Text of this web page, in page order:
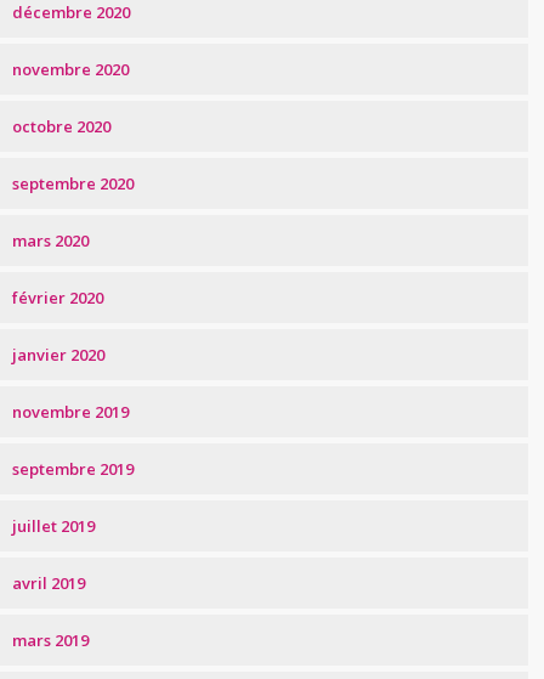
décembre 2020
novembre 2020
octobre 2020
septembre 2020
mars 2020
février 2020
janvier 2020
novembre 2019
septembre 2019
juillet 2019
avril 2019
mars 2019